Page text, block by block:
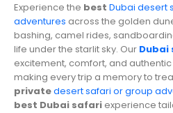
Experience the best Dubai desert
adventures across the golden
bashing, camel rides,
life under the starlit sky. Our Dubai
excitement, comfort, and
making every trip a memory to
privatedesert safari or group
best Dubai safari experience